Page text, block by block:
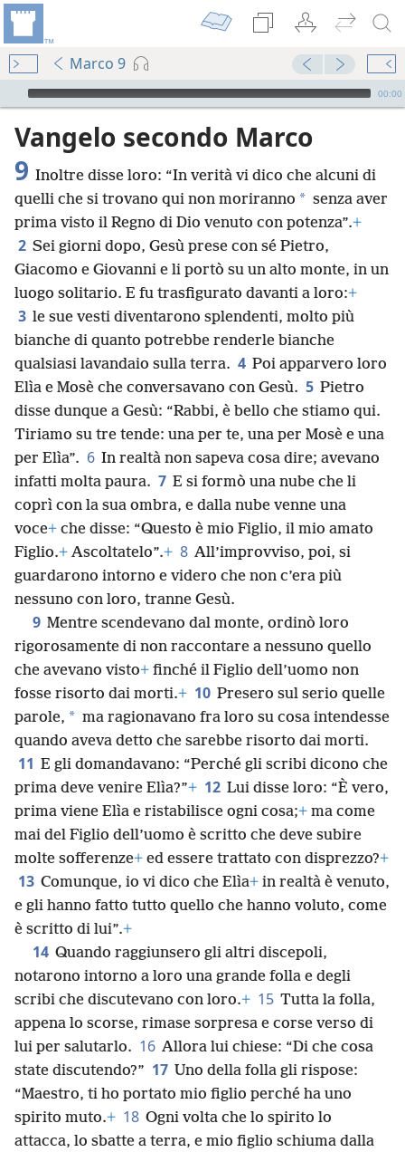
Marco 9
Audio Player
00:00
Vangelo secondo Marco
9 Inoltre disse loro: “In verità vi dico che alcuni di
quelli che si trovano qui non moriranno * senza aver
prima visto il Regno di Dio venuto con potenza”.+
2 Sei giorni dopo, Gesù prese con sé Pietro,
Giacomo e Giovanni e li portò su un alto monte, in un
luogo solitario. E fu trasfigurato davanti a loro:+
3 le sue vesti diventarono splendenti, molto più
bianche di quanto potrebbe renderle bianche
qualsiasi lavandaio sulla terra. 4 Poi apparvero loro
Elìa e Mosè che conversavano con Gesù. 5 Pietro
disse dunque a Gesù: “Rabbi, è bello che stiamo qui.
Tiriamo su tre tende: una per te, una per Mosè e una
per Elìa”. 6 In realtà non sapeva cosa dire; avevano
infatti molta paura. 7 E si formò una nube che li
coprì con la sua ombra, e dalla nube venne una
voce+ che disse: “Questo è mio Figlio, il mio amato
Figlio.+ Ascoltatelo”.+ 8 All’improvviso, poi, si
guardarono intorno e videro che non c’era più
nessuno con loro, tranne Gesù.
9 Mentre scendevano dal monte, ordinò loro
rigorosamente di non raccontare a nessuno quello
che avevano visto+ finché il Figlio dell’uomo non
fosse risorto dai morti.+ 10 Presero sul serio quelle
parole, * ma ragionavano fra loro su cosa intendesse
quando aveva detto che sarebbe risorto dai morti.
11 E gli domandavano: “Perché gli scribi dicono che
prima deve venire Elìa?”+ 12 Lui disse loro: “È vero,
prima viene Elìa e ristabilisce ogni cosa;+ ma come
mai del Figlio dell’uomo è scritto che deve subire
molte sofferenze+ ed essere trattato con disprezzo?+
13 Comunque, io vi dico che Elìa+ in realtà è venuto,
e gli hanno fatto tutto quello che hanno voluto, come
è scritto di lui”.+
14 Quando raggiunsero gli altri discepoli,
notarono intorno a loro una grande folla e degli
scribi che discutevano con loro.+ 15 Tutta la folla,
appena lo scorse, rimase sorpresa e corse verso di
lui per salutarlo. 16 Allora lui chiese: “Di che cosa
state discutendo?” 17 Uno della folla gli rispose:
“Maestro, ti ho portato mio figlio perché ha uno
spirito muto.+ 18 Ogni volta che lo spirito lo
attacca, lo sbatte a terra, e mio figlio schiuma dalla